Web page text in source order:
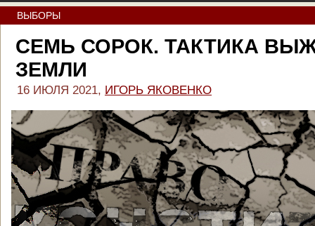
ВЫБОРЫ
СЕМЬ СОРОК. ТАКТИКА
ЗЕМЛИ
16 ИЮЛЯ 2021, ИГОРЬ ЯКОВЕНКО